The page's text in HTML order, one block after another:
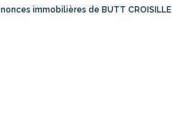
immobilières de BUTT CROISILLE